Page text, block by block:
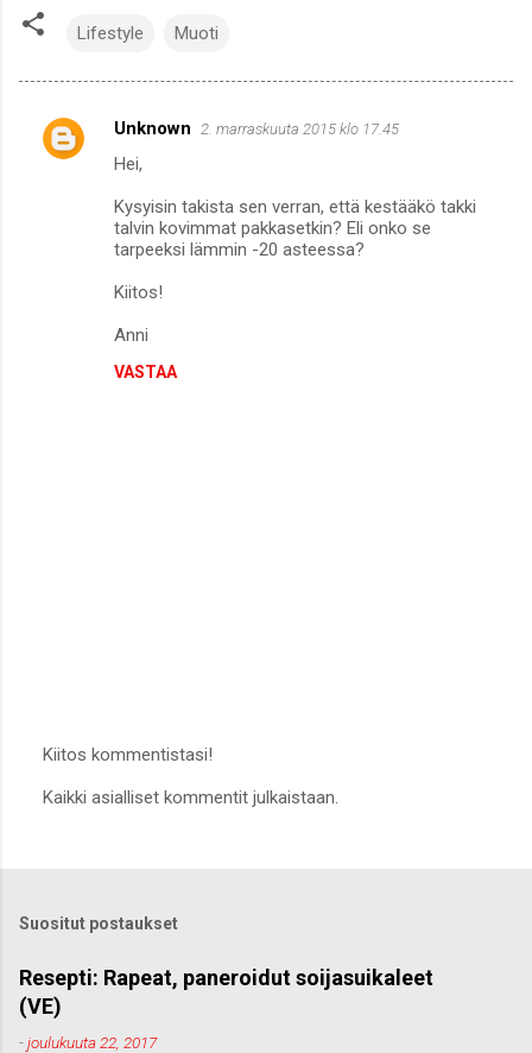
Lifestyle Muoti
K
Unknown 2. marraskuuta 2015 klo 17.45
Hei,
Kysyisin takista sen verran, että kestääkö takki
talvin kovimmat pakkasetkin? Eli onko se
tarpeeksi lämmin -20 asteessa?
Kiitos!
Anni
VASTAA
ä
o
m
e
n
t
Kiitos kommentistasi!
Kaikki asialliset kommentit julkaistaan.
Suositut postaukset
Resepti: Rapeat, paneroidut soijasuikaleet
(VE)
-joulukuuta 22, 2017